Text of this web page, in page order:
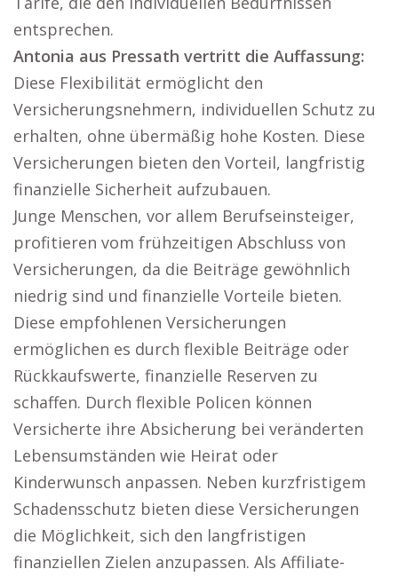
entsprechen.
Antonia aus Pressath vertritt die Auffassung:
Diese Flexibilität ermöglicht den
Versicherungsnehmern, individuellen Schutz zu
erhalten, ohne übermäßig hohe Kosten. Diese
Versicherungen bieten den Vorteil, langfristig
finanzielle Sicherheit aufzubauen.
Junge Menschen, vor allem Berufseinsteiger,
profitieren vom frühzeitigen Abschluss von
Versicherungen, da die Beiträge gewöhnlich
niedrig sind und finanzielle Vorteile bieten.
Diese empfohlenen Versicherungen
ermöglichen es durch flexible Beiträge oder
Rückkaufswerte, finanzielle Reserven zu
schaffen. Durch flexible Policen können
Versicherte ihre Absicherung bei veränderten
Lebensumständen wie Heirat oder
Kinderwunsch anpassen. Neben kurzfristigem
Schadensschutz bieten diese Versicherungen
die Möglichkeit, sich den langfristigen
finanziellen Zielen anzupassen. Als Affiliate-